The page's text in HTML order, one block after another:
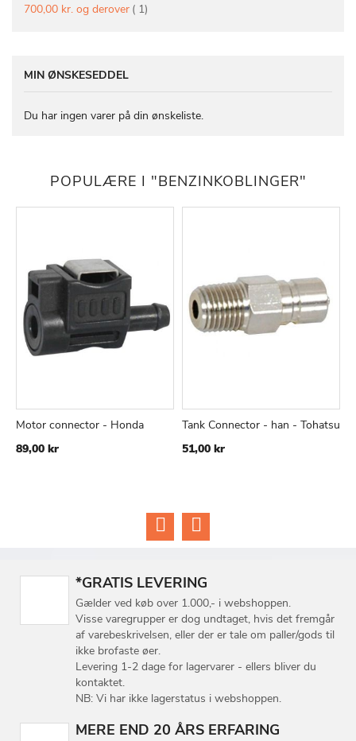
700,00 kr. og derover 1vare
MIN ØNSKESEDDEL
Du har ingen varer på din ønskeliste.
POPULÆRE I "BENZINKOBLINGER"
Motor connector - Honda
89,00 kr
Tank Connector - han - Tohatsu
51,00 kr
*GRATIS LEVERING
Gælder ved køb over 1.000,- i webshoppen.
Visse varegrupper er dog undtaget, hvis det fremgår
af varebeskrivelsen, eller der er tale om paller/gods til
ikke brofaste øer.
Levering 1-2 dage for lagervarer - ellers bliver du
kontaktet.
NB: Vi har ikke lagerstatus i webshoppen.
MERE END 20 ÅRS ERFARING